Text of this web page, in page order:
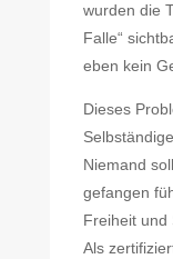
wurden die
Falle“
eben kein
Dieses
Niemand
gefangen
Freiheit und
Als